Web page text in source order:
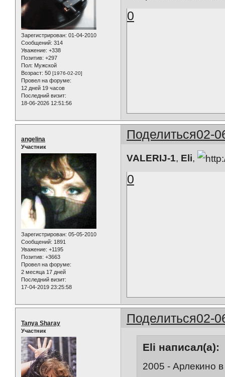
Зарегистрирован: 01-04-2010
Сообщений: 314
Уважение: +338
Позитив: +297
Пол: Мужской
Возраст: 50 [1976-02-20]
Провел на форуме:
12 дней 19 часов
Последний визит:
18-06-2026 12:51:56
0
Поделиться02-
angelina
Участник
Зарегистрирован: 05-05-2010
Сообщений: 1891
Уважение: +1195
Позитив: +3663
Провел на форуме:
2 месяца 17 дней
Последний визит:
17-04-2019 23:25:58
VALERIJ-1, Eli,
0
Поделиться02-
Tanya Sharay
Участник
Eli написал(а):
2005 - Арлекино